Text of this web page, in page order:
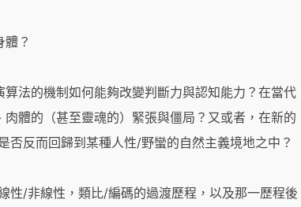
？
法的機制如何能夠改變判斷力與認知能力？在當代
體的（甚至靈魂的）緊張與僵局？又或者，在新的
反而回歸到某種人性/野蠻的自然主義境地之中？
性/非線性，類比/編碼的過渡歷程，以及那一歷程後